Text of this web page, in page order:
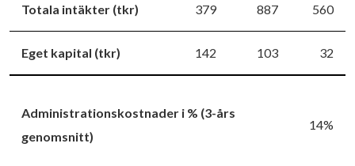
Totala intäkter (tkr) 379 887 560
Eget kapital (tkr) 142 103 32
Administrationskostnader i % (3-års
genomsnitt)
14%